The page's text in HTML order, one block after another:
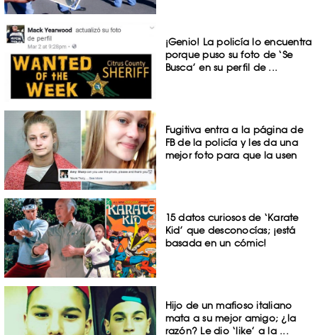
¡Genio! La policía lo encuentra
porque puso su foto de ‘Se
Busca’ en su perfil de ...
Fugitiva entra a la página de
FB de la policía y les da una
mejor foto para que la usen
15 datos curiosos de ‘Karate
Kid’ que desconocías; ¡está
basada en un cómic!
Hijo de un mafioso italiano
mata a su mejor amigo; ¿la
razón? Le dio ‘like’ a la ...